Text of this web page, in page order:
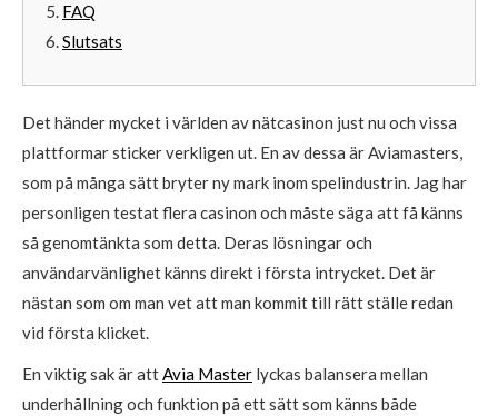
FAQ
Slutsats
Det händer mycket i världen av nätcasinon just nu och vissa
plattformar sticker verkligen ut. En av dessa är Aviamasters,
som på många sätt bryter ny mark inom spelindustrin. Jag har
personligen testat flera casinon och måste säga att få känns
så genomtänkta som detta. Deras lösningar och
användarvänlighet känns direkt i första intrycket. Det är
nästan som om man vet att man kommit till rätt ställe redan
vid första klicket.
En viktig sak är attAvia Master lyckas balansera mellan
underhållning och funktion på ett sätt som känns både